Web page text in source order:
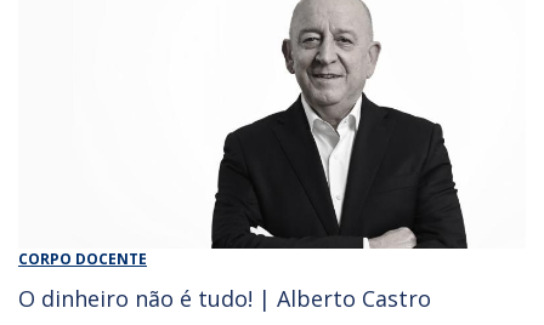
CORPO DOCENTE
O dinheiro não é tudo! | Alberto Castro